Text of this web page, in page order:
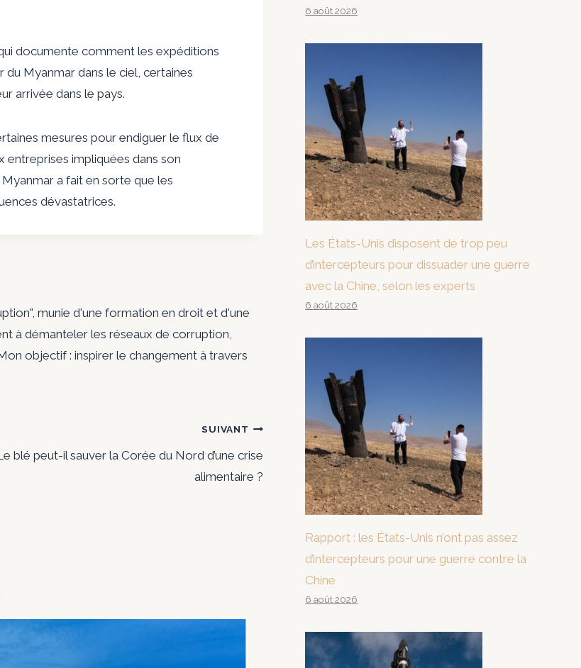
documente comment les expéditions
du Myanmar dans le ciel, certaines
arrivée dans le pays.
mesures pour endiguer le flux de
entreprises impliquées dans son
a fait en sorte que les
dévastatrices.
munie d'une formation en droit et d'une
à démanteler les réseaux de corruption,
objectif : inspirer le changement à travers
SUIVANT
blé peut-il sauver la Corée du Nord d’une crise
alimentaire ?
6 août 2026
Les États-Unis disposent de trop peu
d’intercepteurs pour dissuader une guerre
avec la Chine, selon les experts
6 août 2026
Rapport : les États-Unis n’ont pas assez
d’intercepteurs pour une guerre contre la
Chine
6 août 2026